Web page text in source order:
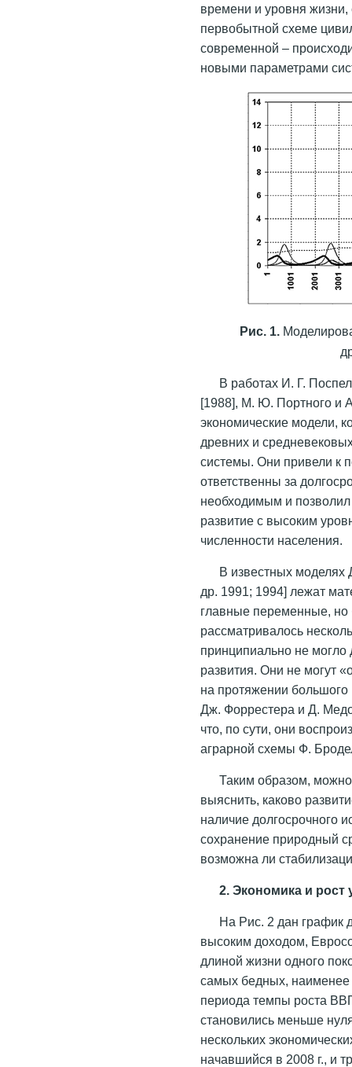
времени и уровня жизни,
первобытной схеме
современной –
новыми параметрами
Рис. 1.
В работах И. Г.
[1988], М. Ю. Портного и
экономические модели,
древних и
системы. Они привели к
ответственны за
необходимым и позволил
развитие с высоким
численности населения.
В известных
др. 1991; 1994] лежат
главные переменные,
рассматривалось
принципиально не могло
развития. Они не могут
на протяжении
Дж. Форрестера и Д.
что, по сути, они
аграрной схемы Ф.
Таким образом,
выяснить, каково
наличие долгосрочного
сохранение природный
возможна ли
2. Экономика и рост
На Рис. 2 дан график
высоким доходом,
длиной жизни одного
самых бедных, наименее
периода темпы роста
становились меньше
нескольких
начавшийся в 2008 г., и